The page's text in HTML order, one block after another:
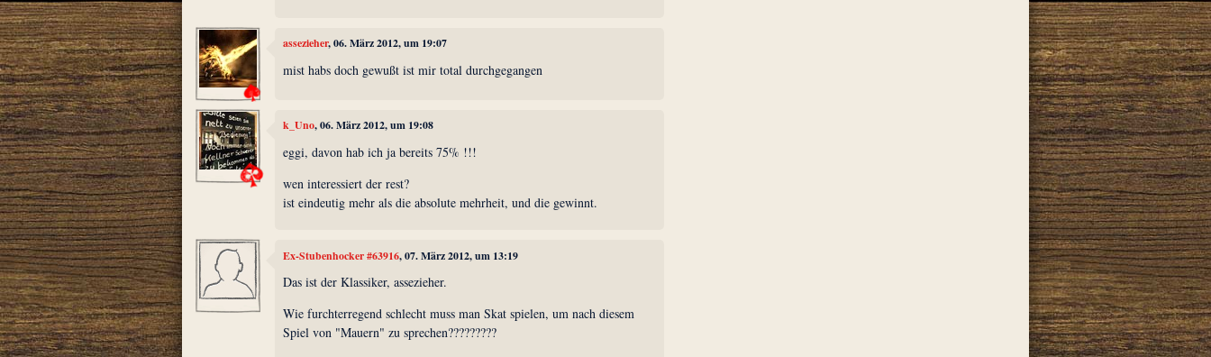
assezieher, 06. März 2012, um 19:07
mist habs doch gewußt ist mir total durchgegangen
k_Uno, 06. März 2012, um 19:08
eggi, davon hab ich ja bereits 75% !!!
wen interessiert der rest?
ist eindeutig mehr als die absolute mehrheit, und die gewinnt.
Ex-Stubenhocker #63916, 07. März 2012, um 13:19
Das ist der Klassiker, assezieher.
Wie furchterregend schlecht muss man Skat spielen, um nach diesem
Spiel von "Mauern" zu sprechen?????????